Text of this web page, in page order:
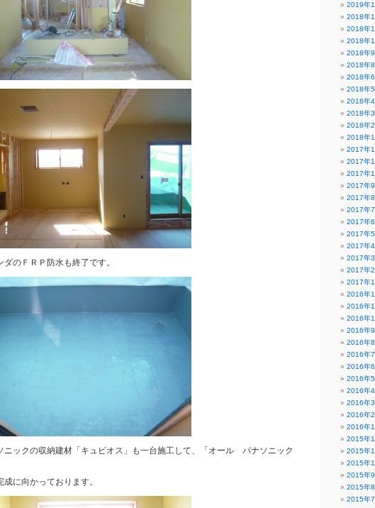
ダのＦＲＰ防水も終了です。
ニックの収納建材「キュビオス」も一台施工して、「オール パナソニック
成に向かっております。
2019年1
2018年
2018年
2018年
2018年9
2018年8
2018年6
2018年5
2018年4
2018年3
2018年2
2018年1
2017年
2017年
2017年
2017年9
2017年8
2017年7
2017年6
2017年5
2017年4
2017年3
2017年2
2017年1
2016年
2016年
2016年
2016年9
2016年8
2016年7
2016年6
2016年5
2016年4
2016年3
2016年2
2016年1
2015年
2015年
2015年
2015年9
2015年8
2015年7